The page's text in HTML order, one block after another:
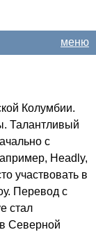
меню
Колумбии.
Талантливый
с
Headly,
участвовать в
Перевод с
стал
Северной